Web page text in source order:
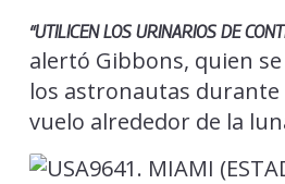
“UTILICEN LOS URINARIOS DE
alertó Gibbons, quien
los astronautas
vuelo alrededor de la